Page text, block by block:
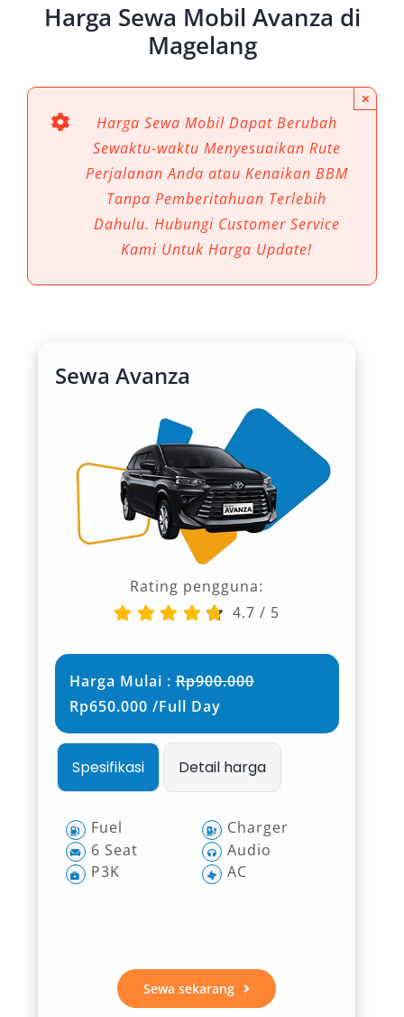
Harga Sewa Mobil Avanza di
Magelang
Harga Sewa Mobil Dapat Berubah
Sewaktu-waktu Menyesuaikan Rute
Perjalanan Anda atau Kenaikan BBM
Tanpa Pemberitahuan Terlebih
Dahulu. Hubungi Customer Service
Kami Untuk Harga Update!
×
Sewa Avanza
Rating pengguna:
4.7 / 5
Harga Mulai :Rp900.000
Rp650.000 /Full Day
Spesifikasi Detail harga
Fuel
6 Seat
P3K
Charger
Audio
AC
Sewa sekarang